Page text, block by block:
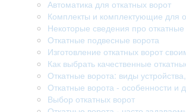
Автоматика для откатных ворот
Комплекты и комплектующие для
Некоторые сведения про
Откатные подвесные ворота
Изготовление откатных ворот
Как выбрать качественные
Откатные ворота: виды
Откатные ворота - особенности и
Выбор откатных ворот